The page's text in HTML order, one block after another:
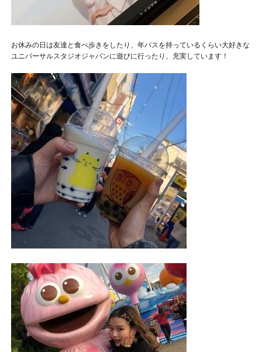
お休みの日は友達と食べ歩きをしたり、年パスを持っているくらい大好きな
ユニバーサルスタジオジャパンに遊びに行ったり、充実しています！